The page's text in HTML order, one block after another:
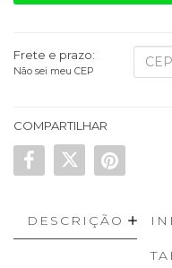
Frete e prazo:
Não sei meu CEP
COMPARTILHAR
DESCRIÇÃO